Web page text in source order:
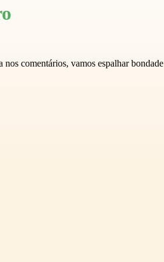
comentários, vamos espalhar bondade